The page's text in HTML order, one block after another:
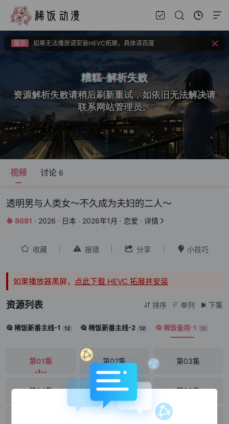
提示
视频载入速度跟网速有关，请耐心等待几秒钟。
提示
如果无法播放请安装HEVC拓展，具体请百度
提示
如果加载失败请重新刷新页面，或者切换线路。
如果无法播放请安装HEVC拓展，具体请百度
视频 讨论 6
透明男与人类女～不久成为夫妇的二人～
 8681 · 2026 · 日本 · 2026年1月 · 恋爱 · 详情 
 收藏  报错  分享  小技巧
如果播放器黑屏， 点此下载 HEVC 拓展并安装
资源列表  排序  单列  下集
 稀饭新番主线-1 12  稀饭新番主线-2 12  稀饭备用-1 12
第01集 第02集 第03集
第04集 第05集 第06集